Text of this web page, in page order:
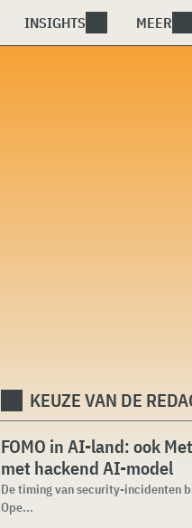
INSIGHTS MEER
KEUZE VAN DE
FOMO in AI-land: ook
met hackend AI-model
De timing van security-incidenten
Ope...